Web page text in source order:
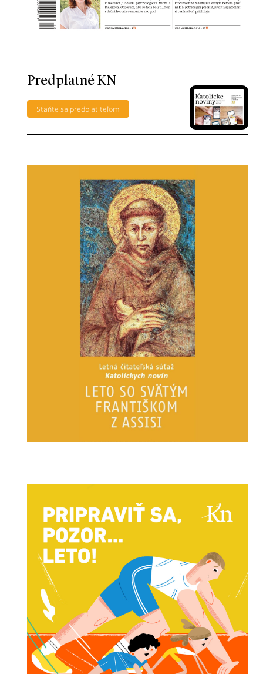
Predplatné KN
Staňte sa predplatiteľom